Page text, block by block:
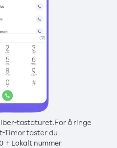
tastaturet.For å ringe
Timor taster du
+ Lokalt nummer